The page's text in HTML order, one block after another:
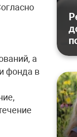
а
фонда в